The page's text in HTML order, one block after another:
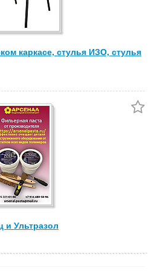
каркасе, стулья ИЗО, стулья
и Ультразол